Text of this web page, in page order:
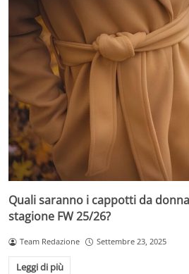
Quali saranno i cappotti da
stagione FW 25/26?
Team Redazione Settembre 23, 2025
Leggi di più